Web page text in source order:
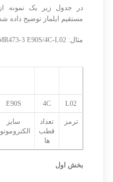
در جدول زیر یک نمونه
مستقیم ایلماز توضیح داده
مثال: MR473-3 E90S/4C-L02
L02
4C
E90S
ترمز
تعداد
قطب
ها
سایز
بخش اول